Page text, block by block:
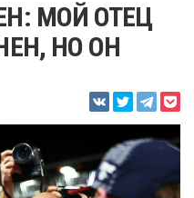
МОЙ ОТЕЦ
НО ОН